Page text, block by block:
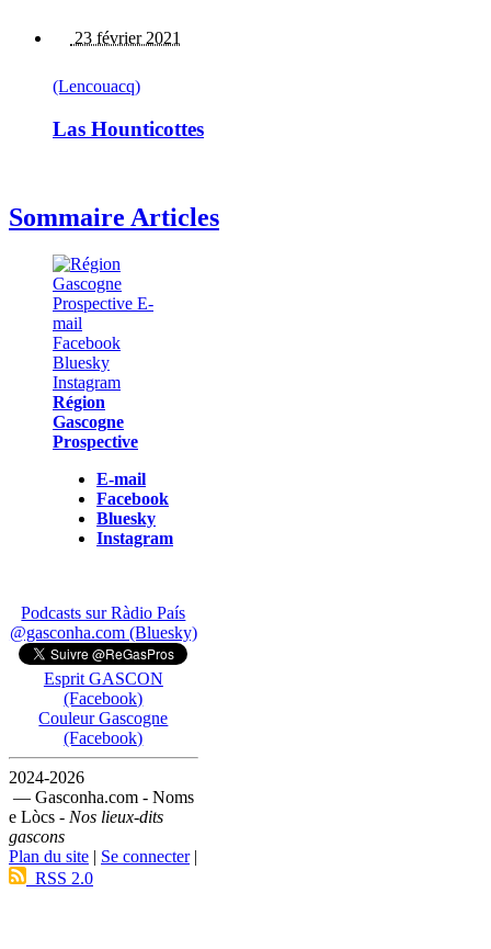
23 février 2021
(Lencouacq)
Las Hounticottes
Sommaire Articles
Région
Gascogne
Prospective
E-mail
Facebook
Bluesky
Instagram
Podcasts sur Ràdio País
@gasconha.com (Bluesky)
Esprit GASCON
(Facebook)
Couleur Gascogne
(Facebook)
2024-2026
— Gasconha.com - Noms
e Lòcs - Nos lieux-dits
gascons
Plan du site | Se connecter|
RSS 2.0